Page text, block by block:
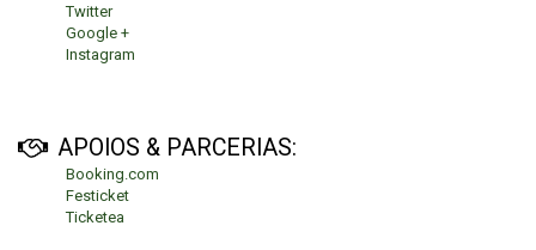
Twitter
Google +
Instagram
APOIOS & PARCERIAS:
Booking.com
Festicket
Ticketea